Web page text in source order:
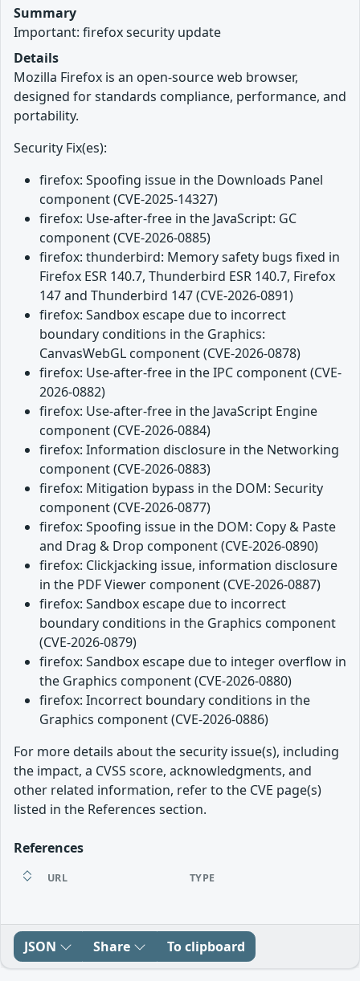
Summary
Important: firefox security update
Details
Mozilla Firefox is an open-source web browser,
designed for standards compliance, performance, and
portability.
Security Fix(es):
firefox: Spoofing issue in the Downloads Panel
component (CVE-2025-14327)
firefox: Use-after-free in the JavaScript: GC
component (CVE-2026-0885)
firefox: thunderbird: Memory safety bugs fixed in
Firefox ESR 140.7, Thunderbird ESR 140.7, Firefox
147 and Thunderbird 147 (CVE-2026-0891)
firefox: Sandbox escape due to incorrect
boundary conditions in the Graphics:
CanvasWebGL component (CVE-2026-0878)
firefox: Use-after-free in the IPC component (CVE-
2026-0882)
firefox: Use-after-free in the JavaScript Engine
component (CVE-2026-0884)
firefox: Information disclosure in the Networking
component (CVE-2026-0883)
firefox: Mitigation bypass in the DOM: Security
component (CVE-2026-0877)
firefox: Spoofing issue in the DOM: Copy & Paste
and Drag & Drop component (CVE-2026-0890)
firefox: Clickjacking issue, information disclosure
in the PDF Viewer component (CVE-2026-0887)
firefox: Sandbox escape due to incorrect
boundary conditions in the Graphics component
(CVE-2026-0879)
firefox: Sandbox escape due to integer overflow in
the Graphics component (CVE-2026-0880)
firefox: Incorrect boundary conditions in the
Graphics component (CVE-2026-0886)
For more details about the security issue(s), including
the impact, a CVSS score, acknowledgments, and
other related information, refer to the CVE page(s)
listed in the References section.
References
URL TYPE
JSON Share To clipboard